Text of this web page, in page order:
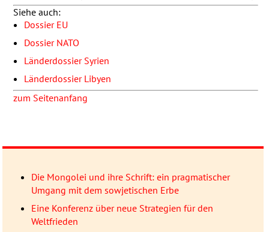
Siehe auch:
Dossier EU
Dossier NATO
Länderdossier Syrien
Länderdossier Libyen
zum Seitenanfang
Die Mongolei und ihre Schrift: ein pragmatischer
Umgang mit dem sowjetischen Erbe
Eine Konferenz über neue Strategien für den
Weltfrieden